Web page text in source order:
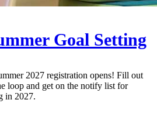
Goal Setting
2027 registration opens! Fill out
loop and get on the notify list for
in 2027.